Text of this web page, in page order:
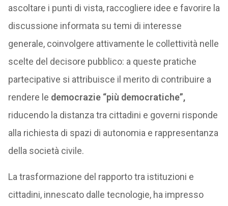
ascoltare i punti di vista, raccogliere idee e favorire la
discussione informata su temi di interesse
generale, coinvolgere attivamente le collettività nelle
scelte del decisore pubblico: a queste pratiche
partecipative si attribuisce il merito di contribuire a
rendere le democrazie “più democratiche”,
riducendo la distanza tra cittadini e governi risponde
alla richiesta di spazi di autonomia e rappresentanza
della società civile.
La trasformazione del rapporto tra istituzioni e
cittadini, innescato dalle tecnologie, ha impresso